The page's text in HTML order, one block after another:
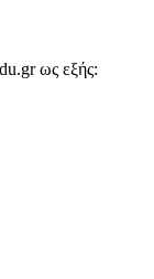
ως εξής: